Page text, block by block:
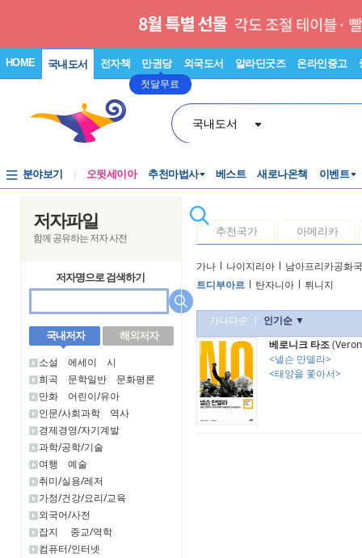
HOME 국내도서 전자책 만권당
첫달무료
외국도서 알라딘굿즈 온라인중고
국내도서
분야보기 오뒷세이아 추천마법사 베스트 새로나온책 이벤트
저자파일
함께 공유하는 저자 사전
저자명으로 검색하기
국내저자 해외저자
소설 에세이
시
희곡
문학일반
문화평론
만화
어린이/유아
인문/사회과학
역사
경제경영/자기계발
과학/공학/기술
여행
예술
취미/실용/레저
가정/건강/요리/교육
외국어/사전
잡지
종교/역학
컴퓨터/인터넷
추천국가 아메리카
가나 l 나이지리아 l 남아프리카공화국
트디부아르 l 탄자니아 l 튀니지
가나다순 | 인기순 ▼
베로니크 타조
<넬슨 만델라>
<태양을 쫓아서>